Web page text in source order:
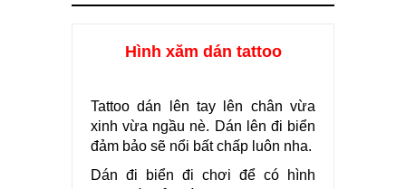
Hình xăm dán tattoo
Tattoo dán lên tay lên chân vừa
xinh vừa ngầu nè. Dán lên đi biển
đảm bảo sẽ nổi bất chấp luôn nha.
Dán đi biển đi chơi để có hình